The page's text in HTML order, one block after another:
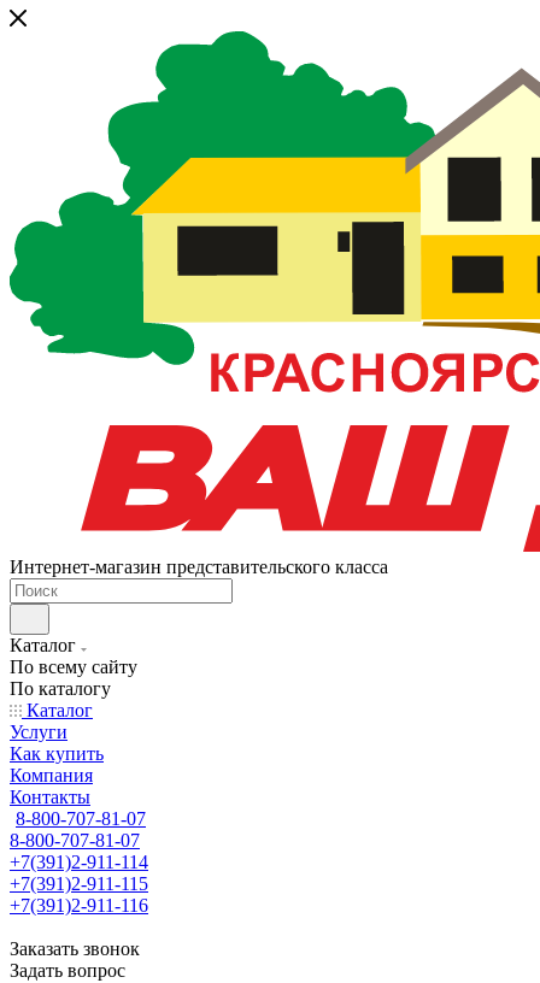
Интернет-магазин представительского класса
Каталог
По всему сайту
По каталогу
Каталог
Услуги
Как купить
Компания
Контакты
8-800-707-81-07
8-800-707-81-07
+7(391)2-911-114
+7(391)2-911-115
+7(391)2-911-116
Заказать звонок
Задать вопрос